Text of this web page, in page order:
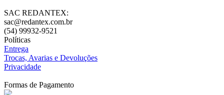
SAC REDANTEX:
sac@redantex.com.br
(54) 99932-9521
Políticas
Entrega
Trocas, Avarias e Devoluções
Privacidade
Formas de Pagamento